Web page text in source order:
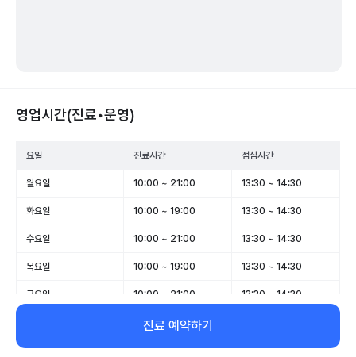
영업시간(진료•운영)
요일 진료시간 점심시간
월요일 10:00 ~ 21:00 13:30 ~ 14:30
화요일 10:00 ~ 19:00 13:30 ~ 14:30
수요일 10:00 ~ 21:00 13:30 ~ 14:30
목요일 10:00 ~ 19:00 13:30 ~ 14:30
금요일 10:00 ~ 21:00 13:30 ~ 14:30
10:00 ~ 18:00
일요일 휴무 -
진료 예약하기